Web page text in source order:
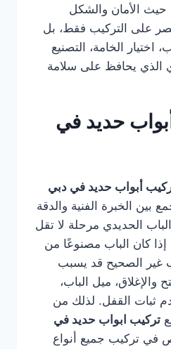
الأمان والشكل
على التركيب فقط، بل
الخامة، التصنيع
الذي يحافظ على سلامة
حديد في
أبواب حديد في دبي
بين الخبرة الفنية والدقة
الحديدي مرحلة لا تقل
كان الباب مصنوعًا من
غير الصحيح قد يسبب
ميل الباب،
ثبات القفل. لذلك من
تركيب ابواب حديد في
في تركيب جميع أنواع